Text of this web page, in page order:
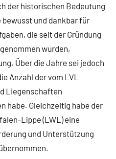
der historischen Bedeutung
und dankbar für
die seit der Gründung
wurden,
Über die Jahre sei jedoch
Anzahl der vom LVL
Liegenschaften
habe. Gleichzeitig habe der
Lippe (LWL) eine
und Unterstützung